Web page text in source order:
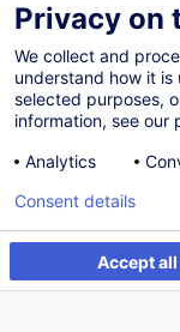
S'inscrire
Cours du
French /
Privacy on
We collect and
understand how it is
selected purposes,
information, see our
Analytics
Accept all
Consent details